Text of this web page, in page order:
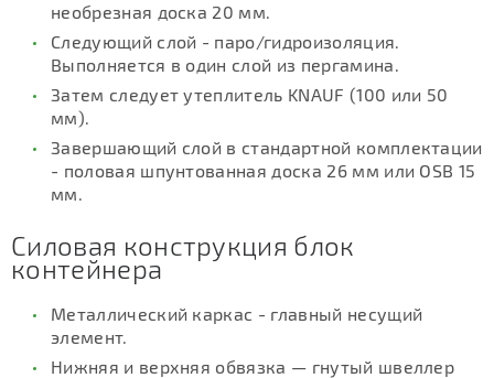
необрезная доска 20 мм.
Следующий слой - паро/гидроизоляция.
Выполняется в один слой из пергамина.
Затем следует утеплитель KNAUF (100 или 50
мм).
Завершающий слой в стандартной комплектации
- половая шпунтованная доска 26 мм или OSB 15
мм.
Силовая конструкция блок
контейнера
Металлический каркас - главный несущий
элемент.
Нижняя и верхняя обвязка — гнутый швеллер